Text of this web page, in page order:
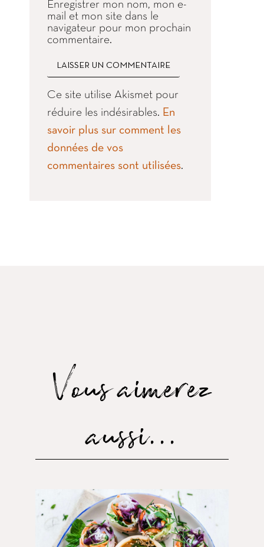
Enregistrer mon nom, mon e-
mail et mon site dans le
navigateur pour mon prochain
commentaire.
Ce site utilise Akismet pour
réduire les indésirables. En
savoir plus sur comment les
données de vos
commentaires sont utilisées.
Vous aimerez
aussi...